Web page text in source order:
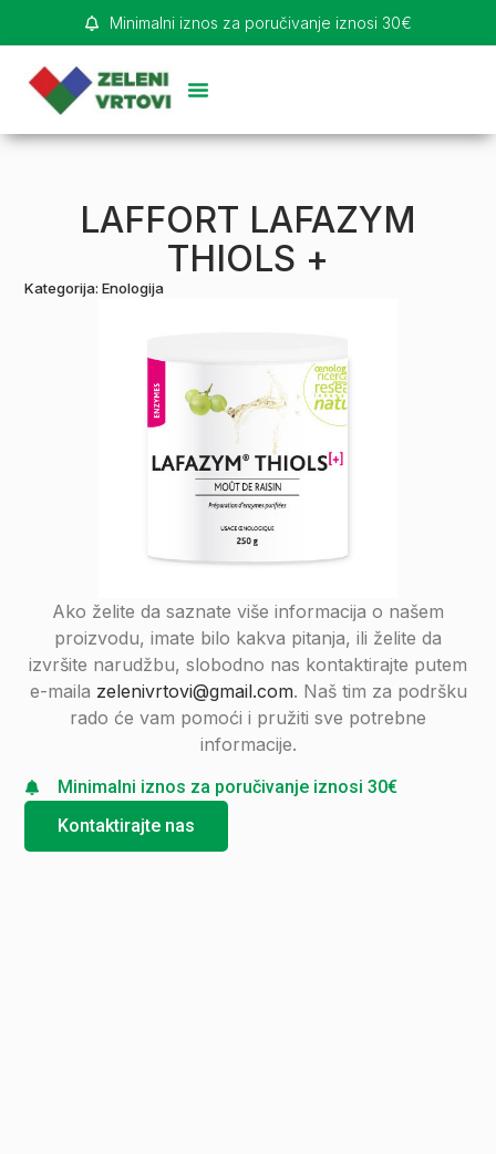
Minimalni iznos za poručivanje iznosi 30€
LAFFORT LAFAZYM
THIOLS +
Kategorija:Enologija
Ako želite da saznate više informacija o našem
proizvodu, imate bilo kakva pitanja, ili želite da
izvršite narudžbu, slobodno nas kontaktirajte putem
e-maila zelenivrtovi@gmail.com. Naš tim za podršku
rado će vam pomoći i pružiti sve potrebne
informacije.
Minimalni iznos za poručivanje iznosi 30€
Kontaktirajte nas